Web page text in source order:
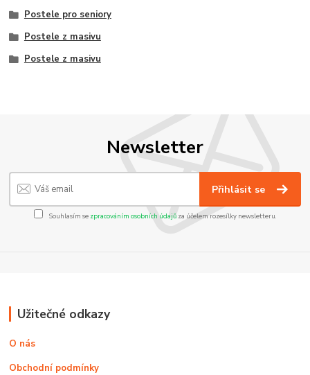
Postele pro seniory
Postele z masivu
Postele z masivu
Newsletter
Přihlásit se
Souhlasím se zpracováním osobních údajůza účelem rozesílky newsletteru.
Užitečné odkazy
O nás
Obchodní podmínky